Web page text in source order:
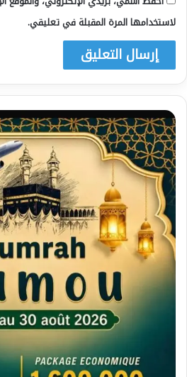
لاستخدامها المرة المقبلة في تعليقي.